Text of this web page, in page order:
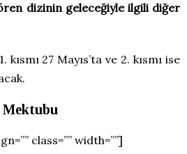
dizinin geleceğiyle ilgili diğer
27 Mayıs’ta ve 2. kısmı ise
Mektubu
class=”” width=””]